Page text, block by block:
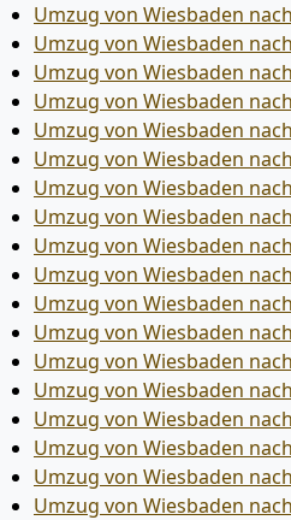
Umzug von Wiesbaden
Umzug von Wiesbaden
Umzug von Wiesbaden
Umzug von Wiesbaden
Umzug von Wiesbaden
Umzug von Wiesbaden
Umzug von Wiesbaden
Umzug von Wiesbaden
Umzug von Wiesbaden
Umzug von Wiesbaden
Umzug von Wiesbaden
Umzug von Wiesbaden
Umzug von Wiesbaden
Umzug von Wiesbaden
Umzug von Wiesbaden
Umzug von Wiesbaden
Umzug von Wiesbaden
Umzug von Wiesbaden